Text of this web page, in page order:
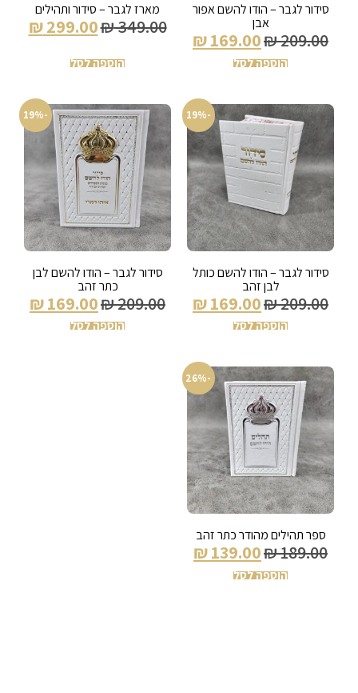
סידור לגבר – הודו להשם אפור
אבן
₪209.00
₪169.00
הוספה לסל
מארז לגבר – סידור ותהילים
₪349.00
₪299.00
הוספה לסל
-19%
סידור לגבר – הודו להשם כותל
לבן זהב
₪209.00
₪169.00
הוספה לסל
-19%
סידור לגבר – הודו להשם לבן
כתר זהב
₪209.00
₪169.00
הוספה לסל
-26%
ספר תהילים מהודר כתר זהב
₪189.00
₪139.00
הוספה לסל